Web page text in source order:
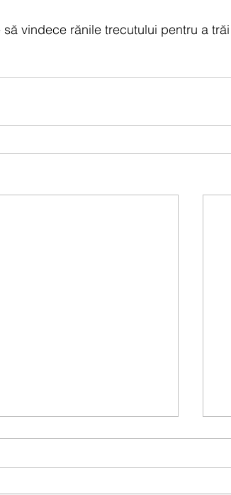
vindece rănile trecutului pentru a